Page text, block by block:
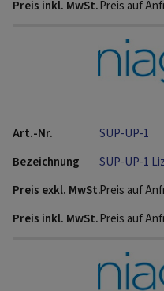
Preis auf
SUP-UP-1
SUP-UP-1
Preis auf
Preis auf